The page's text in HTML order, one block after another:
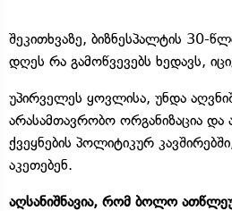
შეკითხვაზე, ბიზნესპალტის 30-
დღეს რა გამოწვევებს ხედავს,
უპირველეს ყოვლისა, უნდა
არასამთავრობო ორგანიზაცია
ქვეყნების პოლიტიკურ
აკეთებენ.
აღსანიშნავია, რომ ბოლო